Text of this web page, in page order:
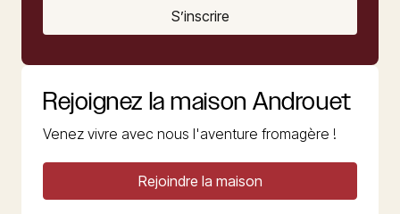
S’inscrire
Rejoignez la maison Androuet
Venez vivre avec nous l'aventure fromagère !
Rejoindre la maison